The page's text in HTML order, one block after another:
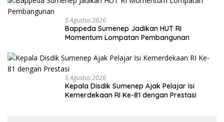
5 Agustus 2026
Bappeda Sumenep Jadikan HUT RI
Momentum Lompatan Pembangunan
5 Agustus 2026
Kepala Disdik Sumenep Ajak Pelajar Isi
Kemerdekaan RI Ke-81 dengan Prestasi